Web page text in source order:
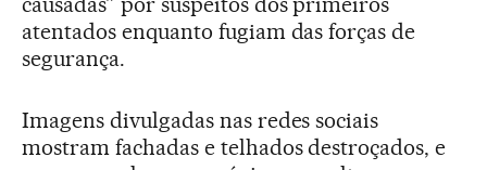
atentados enquanto fugiam das forças de
segurança.
Imagens divulgadas nas redes sociais
mostram fachadas e telhados destroçados, e